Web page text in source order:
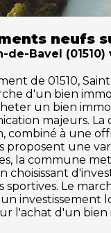
neufs
de-Bavel
de 01510,
d'un bien
un bien
majeurs.
combiné à une
proposent une
la commune
choisissant
sportives. Le
investissement
l'achat d'un bien